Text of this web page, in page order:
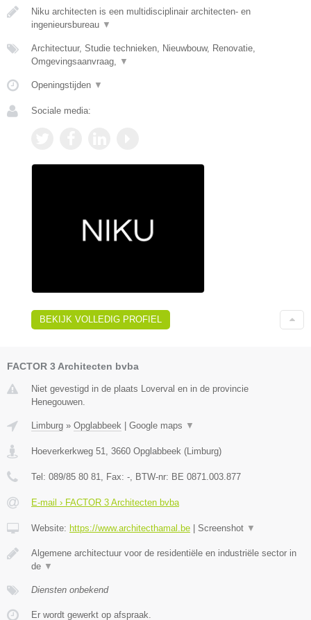
Niku architecten is een multidisciplinair architecten- en
ingenieursbureau ▼
Architectuur, Studie technieken, Nieuwbouw, Renovatie,
Omgevingsaanvraag,
▼
Openingstijden ▼
Sociale media:
BEKIJK VOLLEDIG PROFIEL
FACTOR 3 Architecten bvba
Niet gevestigd in de plaats Loverval en in de provincie
Henegouwen.
Limburg » Opglabbeek Google maps ▼
Hoeverkerkweg 51, 3660 Opglabbeek (Limburg)
Tel: 089/85 80 81, Fax: -, BTW-nr: BE 0871.003.877
E-mail › FACTOR 3 Architecten bvba
Website: https://www.architecthamal.be Screenshot ▼
Algemene architectuur voor de residentiële en industriële sector in
de ▼
Diensten onbekend
Er wordt gewerkt op afspraak.